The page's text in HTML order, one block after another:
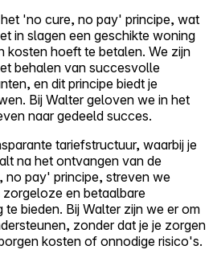
'no cure, no pay' principe, wat
in slagen een geschikte woning
kosten hoeft te betalen. We zijn
behalen van succesvolle
en dit principe biedt je
Bij Walter geloven we in het
naar gedeeld succes.
tariefstructuur, waarbij je
na het ontvangen van de
no pay' principe, streven we
en betaalbare
bieden. Bij Walter zijn we er om
zonder dat je je zorgen
kosten of onnodige risico's.